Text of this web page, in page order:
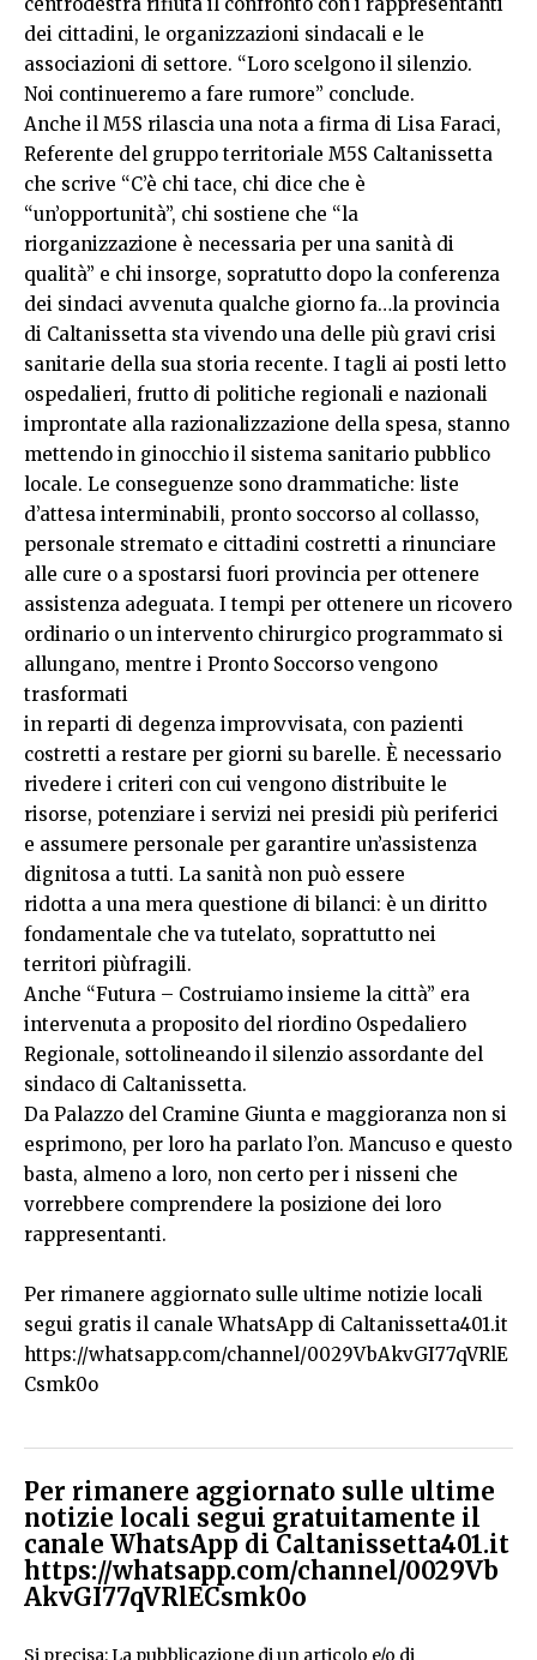
dei cittadini, le organizzazioni sindacali e le
associazioni di settore. “Loro scelgono il silenzio.
Noi continueremo a fare rumore” conclude.
Anche il M5S rilascia una nota a firma di Lisa Faraci,
Referente del gruppo territoriale M5S Caltanissetta
che scrive “C’è chi tace, chi dice che è
“un’opportunità”, chi sostiene che “la
riorganizzazione è necessaria per una sanità di
qualità” e chi insorge, sopratutto dopo la conferenza
dei sindaci avvenuta qualche giorno fa…la provincia
di Caltanissetta sta vivendo una delle più gravi crisi
sanitarie della sua storia recente. I tagli ai posti letto
ospedalieri, frutto di politiche regionali e nazionali
improntate alla razionalizzazione della spesa, stanno
mettendo in ginocchio il sistema sanitario pubblico
locale. Le conseguenze sono drammatiche: liste
d’attesa interminabili, pronto soccorso al collasso,
personale stremato e cittadini costretti a rinunciare
alle cure o a spostarsi fuori provincia per ottenere
assistenza adeguata. I tempi per ottenere un ricovero
ordinario o un intervento chirurgico programmato si
allungano, mentre i Pronto Soccorso vengono
trasformati
in reparti di degenza improvvisata, con pazienti
costretti a restare per giorni su barelle. È necessario
rivedere i criteri con cui vengono distribuite le
risorse, potenziare i servizi nei presidi più periferici
e assumere personale per garantire un’assistenza
dignitosa a tutti. La sanità non può essere
ridotta a una mera questione di bilanci: è un diritto
fondamentale che va tutelato, soprattutto nei
territori piùfragili.
Anche “Futura – Costruiamo insieme la città” era
intervenuta a proposito del riordino Ospedaliero
Regionale, sottolineando il silenzio assordante del
sindaco di Caltanissetta.
Da Palazzo del Cramine Giunta e maggioranza non si
esprimono, per loro ha parlato l’on. Mancuso e questo
basta, almeno a loro, non certo per i nisseni che
vorrebbere comprendere la posizione dei loro
rappresentanti.
Per rimanere aggiornato sulle ultime notizie locali
segui gratis il canale WhatsApp di Caltanissetta401.it
https://whatsapp.com/channel/0029VbAkvGI77qVRlE
Csmk0o
Per rimanere aggiornato sulle ultime
notizie locali segui gratuitamente il
canale WhatsApp di Caltanissetta401.it
https://whatsapp.com/channel/0029Vb
AkvGI77qVRlECsmk0o
Si precisa: La pubblicazione di un articolo e/o di